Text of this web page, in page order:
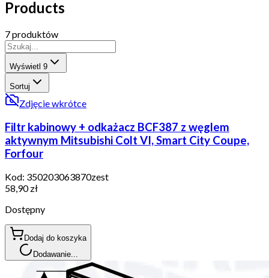
Products
7 produktów
Wyświetl 9
Sortuj
Zdjęcie wkrótce
Filtr kabinowy + odkażacz BCF387 z węglem
aktywnym Mitsubishi Colt VI, Smart City Coupe,
Forfour
Kod: 350203063870zest
58,90 zł
Dostępny
Dodaj do koszyka
Dodawanie...